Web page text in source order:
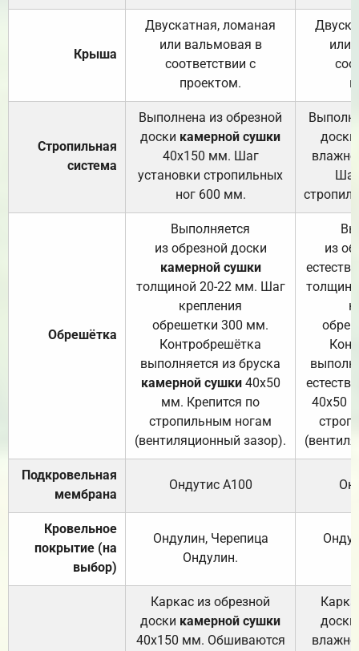
Крыша
Двускатная, ломаная
или вальмовая в
соответствии с
проектом.
или
Стропильная
система
Выполнена из обрезной
доски камерной сушки
40х150 мм. Шаг
установки стропильных
ног 600 мм.
доски
Обрешётка
Выполняется
из обрезной доски
камерной сушки
толщиной 20-22 мм. Шаг
крепления
обрешетки 300 мм.
Контробрешётка
выполняется из бруска
камерной сушки40х50
мм. Крепится по
стропильным ногам
(вентиляционный зазор).
из
40х50
Подкровельная
мембрана
Ондутис А100
Кровельное
покрытие (на
выбор)
Ондулин, Черепица
Ондулин.
Каркас из обрезной
доски камерной сушки
40х150 мм. Обшиваются
доски